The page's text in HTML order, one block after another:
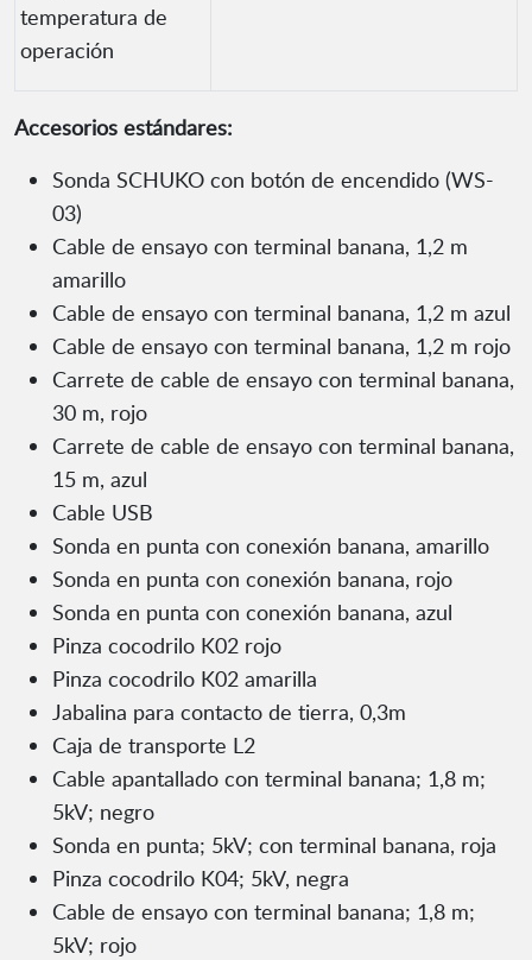
temperatura de
operación
Accesorios estándares:
Sonda SCHUKO con botón de encendido (WS-
03)
Cable de ensayo con terminal banana, 1,2 m
amarillo
Cable de ensayo con terminal banana, 1,2 m azul
Cable de ensayo con terminal banana, 1,2 m rojo
Carrete de cable de ensayo con terminal banana,
30 m, rojo
Carrete de cable de ensayo con terminal banana,
15 m, azul
Cable USB
Sonda en punta con conexión banana, amarillo
Sonda en punta con conexión banana, rojo
Sonda en punta con conexión banana, azul
Pinza cocodrilo K02 rojo
Pinza cocodrilo K02 amarilla
Jabalina para contacto de tierra, 0,3m
Caja de transporte L2
Cable apantallado con terminal banana; 1,8 m;
5kV; negro
Sonda en punta; 5kV; con terminal banana, roja
Pinza cocodrilo K04; 5kV, negra
Cable de ensayo con terminal banana; 1,8 m;
5kV; rojo